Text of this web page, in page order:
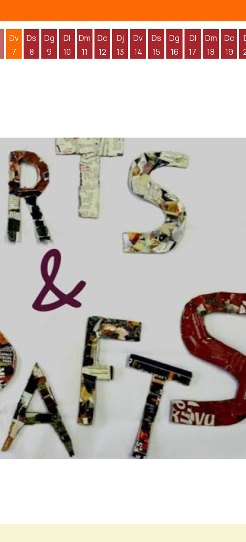
Dv
7
Ds
8
Dg
9
Dl
10
Dm
11
Dc
12
Dj
13
Dv
14
Ds
15
Dg
16
Dl
17
Dm
18
Dc
19